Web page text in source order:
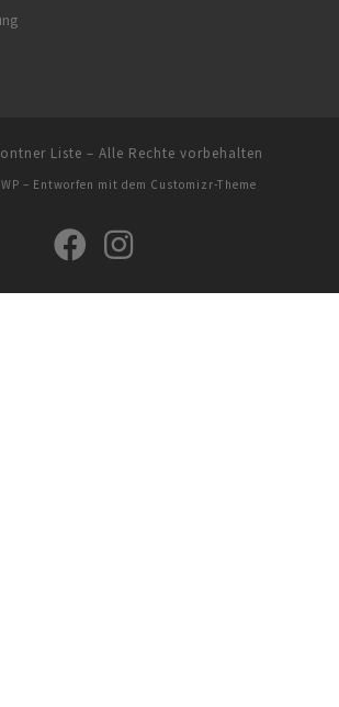
Liste – Alle Rechte vorbehalten
WP – Entworfen mit dem Customizr-Theme